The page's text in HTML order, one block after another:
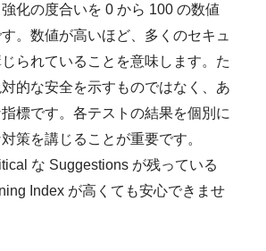
化の度合いを 0 から 100 の数値
。数値が高いほど、多くのセキュ
られていることを意味します。た
的な安全を示すものではなく、あ
標です。各テストの結果を個別に
策を講じることが重要です。
な Suggestions が残っている
Index が高くても安心できませ